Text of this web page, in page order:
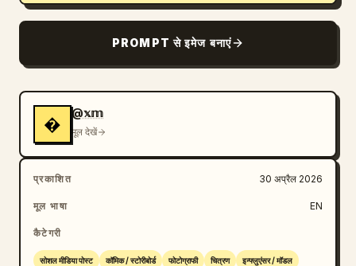
让自己 稍微放空一下♡”, “杯子里的泡泡 像小小的快乐
先放一边吧♡”, “舒服的穿搭 自在又放松～ 做自己最重要
♡”, “高腰牛仔裤 修饰比例 也很有安全感！”, और नीचे
需要 一点微醺的小确幸～ 今天也要好好爱自己♡”。
सिनेमैटिक कंट्रास्ट, त्वचा और बालों पर चमकदार हाइलाइट्स,
थोड़ी तंग संरचना, अंतरंग स्ट्रीट-नाइट वातावरण और एक सॉफ्ट
लेकिन शार्प एडिटोरियल फिनिश के साथ एक यथार्थवादी मोबाइल-फोन
फोटो लुक का उपयोग करें। हाथ से लिखे नोट्स को चमकीले सफेद
और स्पष्ट रूप से पठनीय रखें, जो फोटो के ऊपर स्वाभाविक रूप
PROMPT से इमेज बनाएं
�
@𝕩𝕞
मूल देखें
प्रकाशित 30 अप्रैल 2026
मूल भाषा EN
कैटेगरी
सोशल मीडिया पोस्ट कॉमिक / स्टोरीबोर्ड फोटोग्राफी चित्रण इन्फ्लुएंसर / मॉडल